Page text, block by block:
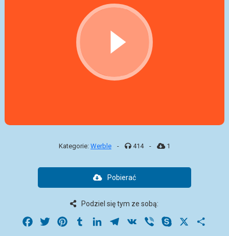
Kategorie: Werble - 414 - 1
Pobierać
Podziel się tym ze sobą:
Facebook
Twitter PinterestTumblrLinkedInTelegram
VK Viber Skype